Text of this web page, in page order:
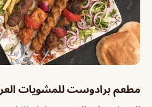
مطعم برادوست للمشويات